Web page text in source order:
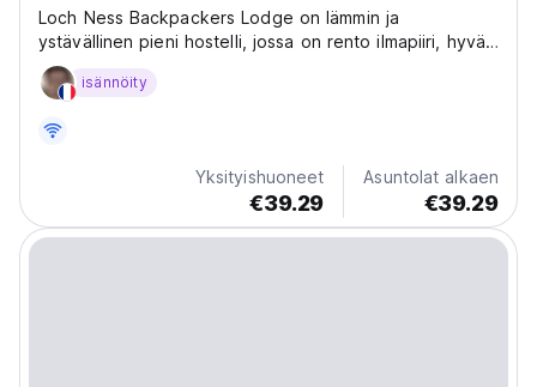
Loch Ness Backpackers Lodge on lämmin ja
ystävällinen pieni hostelli, jossa on rento ilmapiiri, hyvä
musiikki eikä ulkonaliikkumiskielto.
isännöity
Yksityishuoneet
€39.29
Asuntolat alkaen
€39.29